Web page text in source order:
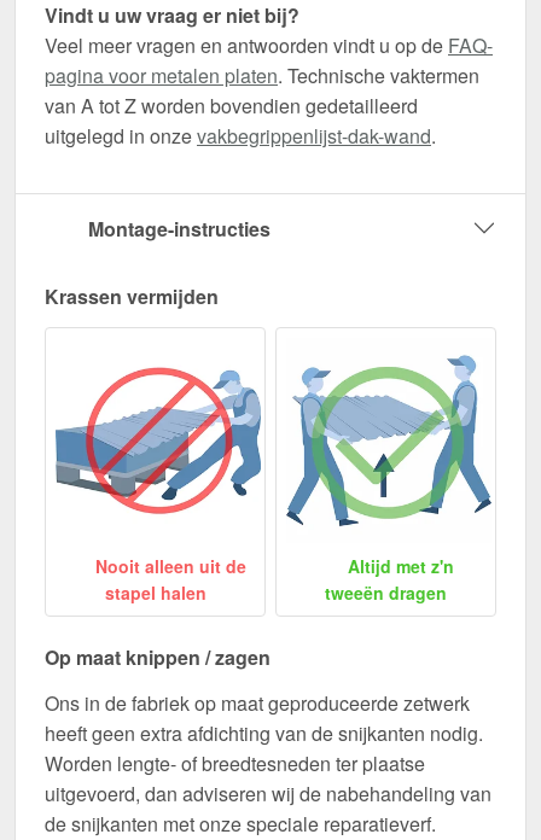
Vindt u uw vraag er niet bij?
Veel meer vragen en antwoorden vindt u op de FAQ-
pagina voor metalen platen. Technische vaktermen
van A tot Z worden bovendien gedetailleerd
uitgelegd in onzevakbegrippenlijst-dak-wand.
Montage-instructies
Krassen vermijden
Nooit alleen uit de
stapel halen
Altijd met z'n
tweeën dragen
Op maat knippen / zagen
Ons in de fabriek op maat geproduceerde zetwerk
heeft geen extra afdichting van de snijkanten nodig.
Worden lengte- of breedtesneden ter plaatse
uitgevoerd, dan adviseren wij de nabehandeling van
de snijkanten met onze speciale reparatieverf.